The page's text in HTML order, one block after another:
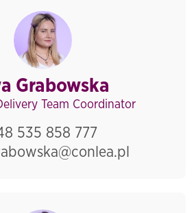
Grabowska
Team Coordinator
535 858 777